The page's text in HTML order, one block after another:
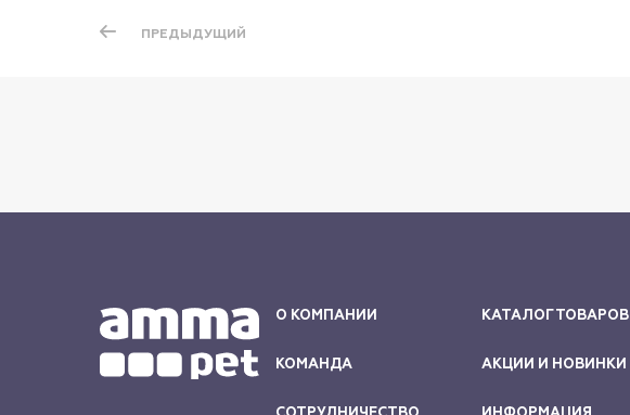
ПРЕДЫДУЩИЙ
О КОМПАНИИ
КОМАНДА
КАТАЛОГ ТОВАРОВ
АКЦИИ И НОВИНКИ